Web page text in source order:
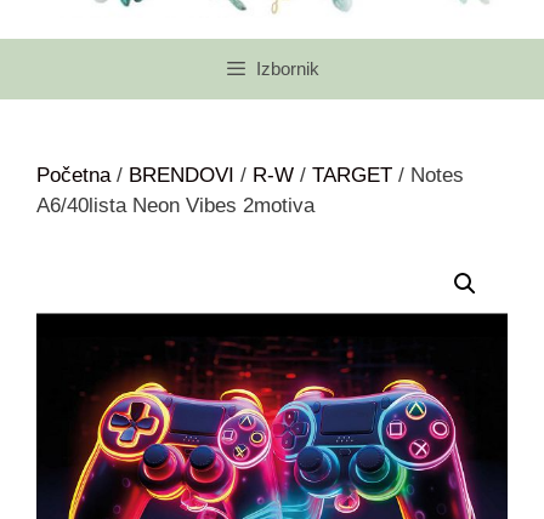
Izbornik
Početna/ BRENDOVI / R-W / TARGET / Notes
A6/40lista Neon Vibes 2motiva